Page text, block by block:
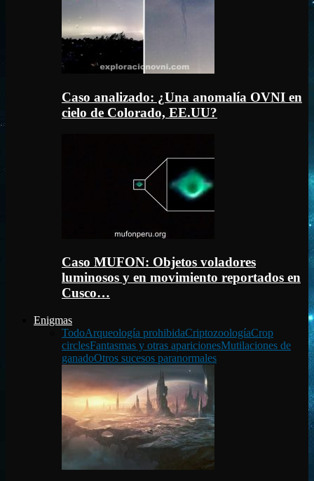
Caso analizado: ¿Una anomalía OVNI en
cielo de Colorado, EE.UU?
Caso MUFON: Objetos voladores
luminosos y en movimiento reportados en
Cusco…
Enigmas
TodoArqueología prohibidaCriptozoologíaCrop
circlesFantasmas y otras aparicionesMutilaciones de
ganadoOtros sucesos paranormales